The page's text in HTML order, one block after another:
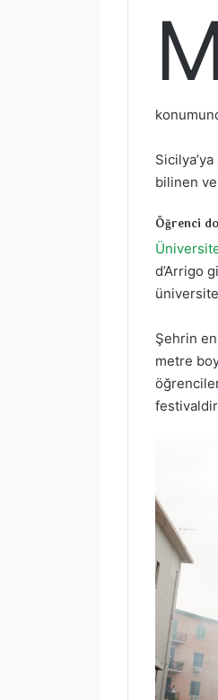
bilinen ve
Öğrenci
d’Arrigo
Şehrin
metre